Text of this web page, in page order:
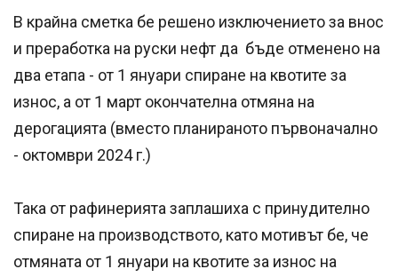
В крайна сметка бе решено изключението за внос
и преработка на руски нефт да бъде отменено на
два етапа - от 1 януари спиране на квотите за
износ, а от 1 март окончателна отмяна на
дерогацията (вместо планираното първоначално
- октомври 2024 г.)
Така от рафинерията заплашиха с принудително
спиране на производството, като мотивът бе, че
отмяната от 1 януари на квотите за износ на